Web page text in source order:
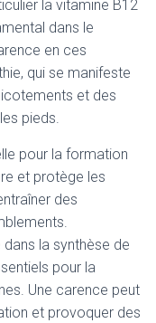
la vitamine B12
dans le
en ces
qui se manifeste
et des
pieds.
pour la formation
et protège les
des
dans la synthèse de
pour la
Une carence peut
et provoquer des